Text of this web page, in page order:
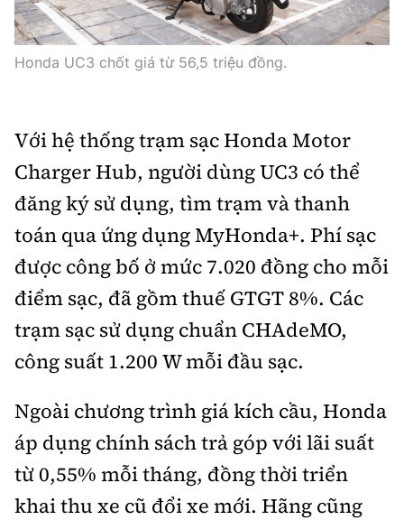
Honda UC3 chốt giá từ 56,5 triệu đồng.
Với hệ thống trạm sạc Honda Motor
Charger Hub, người dùng UC3 có thể
đăng ký sử dụng, tìm trạm và thanh
toán qua ứng dụng MyHonda+. Phí sạc
được công bố ở mức 7.020 đồng cho mỗi
điểm sạc, đã gồm thuế GTGT 8%. Các
trạm sạc sử dụng chuẩn CHAdeMO,
công suất 1.200 W mỗi đầu sạc.
Ngoài chương trình giá kích cầu, Honda
áp dụng chính sách trả góp với lãi suất
từ 0,55% mỗi tháng, đồng thời triển
khai thu xe cũ đổi xe mới. Hãng cũng